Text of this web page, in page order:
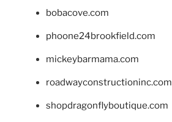
bobacove.com
phoone24brookfield.com
mickeybarmama.com
roadwayconstructioninc.com
shopdragonflyboutique.com